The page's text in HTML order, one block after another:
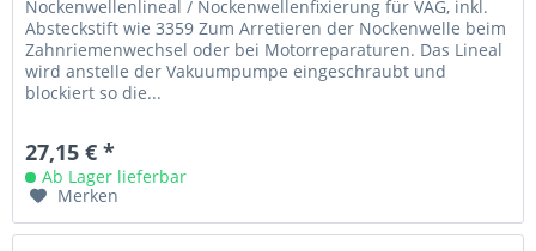
Nockenwellenlineal / Nockenwellenfixierung für VAG, inkl.
Absteckstift wie 3359 Zum Arretieren der Nockenwelle beim
Zahnriemenwechsel oder bei Motorreparaturen. Das Lineal
wird anstelle der Vakuumpumpe eingeschraubt und
blockiert so die...
27,15 € *
Ab Lager lieferbar
Merken